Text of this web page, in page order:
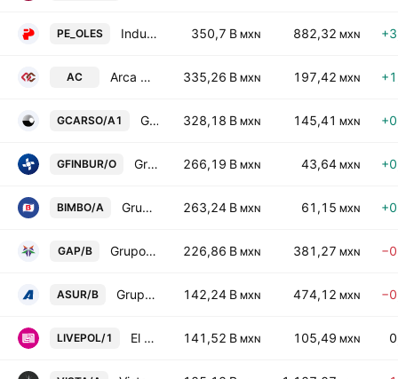
PE_OLES Industrias Penoles SAB de CV 350,7 B MXN 882,32 MXN
AC Arca Continental SAB de CV 335,26 B MXN 197,42 MXN
GCARSO/A1 Grupo Carso SAB de CV Class A1 328,18 B MXN 145,41 MXN
GFINBUR/O Grupo Financiero Inbursa SAB de CV Class O 266,19 B MXN 43,64 MXN
BIMBO/A Grupo Bimbo SAB de CV Class A 263,24 B MXN 61,15 MXN
GAP/B Grupo Aeroportuario del Pacifico SAB de CV Class B 226,86 B MXN 381,27 MXN
ASUR/B Grupo Aeroportuario del Sureste SAB de CV Class B 142,24 B MXN 474,12 MXN
LIVEPOL/1 El Puerto de Liverpool SAB de CV 141,52 B MXN 105,49 MXN